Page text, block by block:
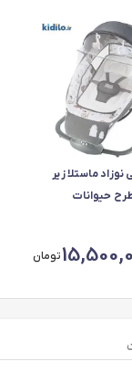
نوزاد ماستلا زیر
حیوانات
تومان